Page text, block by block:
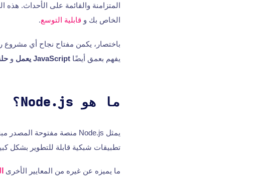
المتزامنة والقائمة على الأحداث. هذه
الخاص بك و قابلية التوسع.
باختصار، يكمن مفتاح نجاح أي
يفهم بعمق أيضًا JavaScript يعمل و
ما هو Node.js؟
تطبيقات شبكية قابلة للتطوير بشكل
ما يميزه عن غيره من المعايير الأخرى